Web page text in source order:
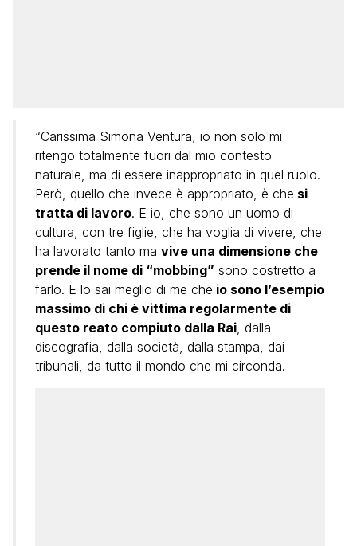
“Carissima Simona Ventura, io non solo mi
ritengo totalmente fuori dal mio contesto
naturale, ma di essere inappropriato in quel ruolo.
Però, quello che invece è appropriato, è che si
tratta di lavoro. E io, che sono un uomo di
cultura, con tre figlie, che ha voglia di vivere, che
ha lavorato tanto ma vive una dimensione che
prende il nome di “mobbing” sono costretto a
farlo. E lo sai meglio di me che io sono l’esempio
massimo di chi è vittima regolarmente di
questo reato compiuto dalla Rai, dalla
discografia, dalla società, dalla stampa, dai
tribunali, da tutto il mondo che mi circonda.